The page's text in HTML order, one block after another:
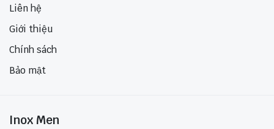
Liên hệ
Giới thiệu
Chính sách
Bảo mật
Inox Men